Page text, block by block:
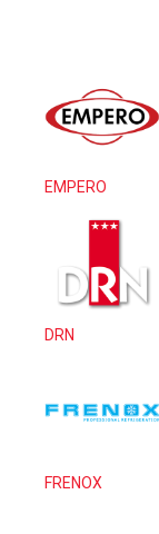
EMPERO
DRN
FRENOX